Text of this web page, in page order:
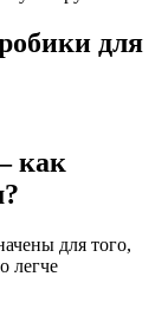
для
как
для того,
легче